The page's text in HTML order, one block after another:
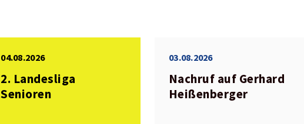
04.08.2026
2. Landesliga
Senioren
03.08.2026
Nachruf auf Gerhard
Heißenberger